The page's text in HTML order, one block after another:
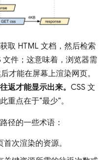
取 HTML 文档，然后检索
件；这意味着，浏览器需
才能在屏幕上渲染网页。
返才能显示出来。 CSS 文
点在于“最少”。
径的一些术语：
次渲染的资源。